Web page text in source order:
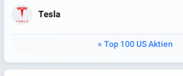
Tesla
Top 100 US Aktien